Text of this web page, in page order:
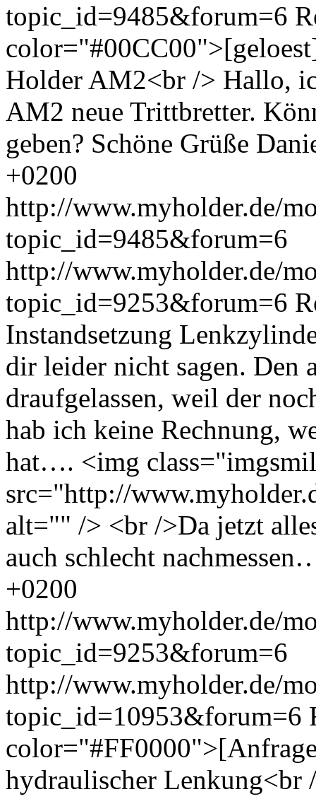
topic_id=9485&forum=6
Holder AM2<br /> Hallo,
AM2 neue Trittbretter.
geben? Schöne Grüße
+0200
http://www.myholder.de/
topic_id=9485&forum=6
http://www.myholder.de/
topic_id=9253&forum=6
Instandsetzung
dir leider nicht sagen. Den
draufgelassen, weil der
hab ich keine Rechnung,
hat…. <img
src="http://
alt="" /> <br />Da jetzt
auch schlecht
+0200
http://www.myholder.de/
topic_id=9253&forum=6
http://www.myholder.de/
topic_id=10953&forum=6
hydraulischer Lenkung<br